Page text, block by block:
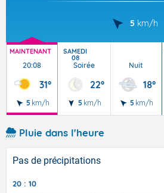
5 km/h
MAINTENANT
20:08
31°
5 km/h
SAMEDI
08
Soirée
22°
5 km/h
Nuit
18°
5 km/h
Pluie dans l'heure
Pas de précipitations
20 : 10